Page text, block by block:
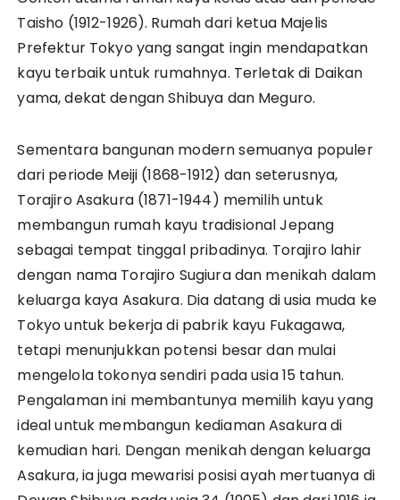
Taisho (1912-1926). Rumah dari ketua Majelis
Prefektur Tokyo yang sangat ingin mendapatkan
kayu terbaik untuk rumahnya. Terletak di Daikan
yama, dekat dengan Shibuya dan Meguro.
Sementara bangunan modern semuanya populer
dari periode Meiji (1868-1912) dan seterusnya,
Torajiro Asakura (1871-1944) memilih untuk
membangun rumah kayu tradisional Jepang
sebagai tempat tinggal pribadinya. Torajiro lahir
dengan nama Torajiro Sugiura dan menikah dalam
keluarga kaya Asakura. Dia datang di usia muda ke
Tokyo untuk bekerja di pabrik kayu Fukagawa,
tetapi menunjukkan potensi besar dan mulai
mengelola tokonya sendiri pada usia 15 tahun.
Pengalaman ini membantunya memilih kayu yang
ideal untuk membangun kediaman Asakura di
kemudian hari. Dengan menikah dengan keluarga
Asakura, ia juga mewarisi posisi ayah mertuanya di